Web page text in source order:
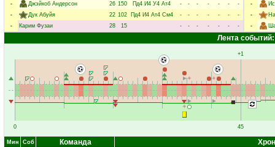
-
Джэйкоб Андерсон 26 150 Пд4 И4 У4 Ат4 - - - - - -
-
-
Дук Абуйя 22 102 Пд4 И4 Ат4 См4 - - - - - -
-
-
Карим Фузаи 28 15 - - - - - - -
-
-
-
Лента событий:
0
+1
45
Мин Соб Команда